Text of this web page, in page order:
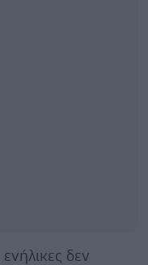
ενήλικες δεν